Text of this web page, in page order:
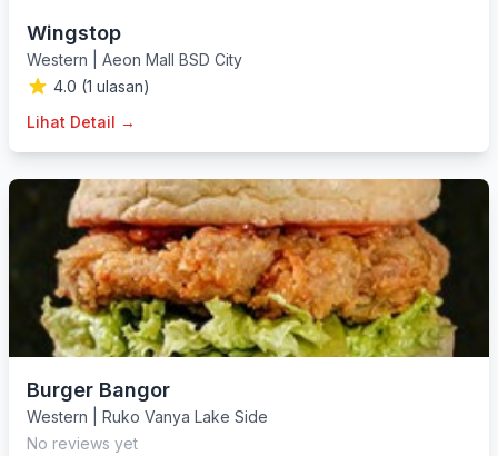
Wingstop
Western
Aeon Mall BSD City
4.0 (1 ulasan)
Lihat Detail →
Burger Bangor
Western
Ruko Vanya Lake Side
No reviews yet